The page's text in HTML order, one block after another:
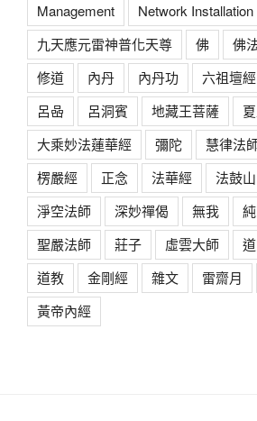
Management Network Installation
九天應元雷神普化天尊
佛 佛
修道
內丹 內丹功 六祖壇經
呂喦
呂洞賓 地藏王菩薩
大乘妙法蓮華經
彌陀 慧律法
楞嚴經
正念 法華經 法鼓山
淨空法師
深妙禪偈 無我
聖嚴法師
莊子 虛雲大師
道教
金剛經 雜文 雷齋月
黃帝內經